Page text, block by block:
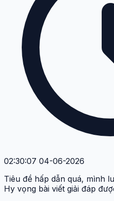
02:30:07 04-06-2026
Tiêu đề hấp dẫn quá, mình
Hy vọng bài viết giải đáp